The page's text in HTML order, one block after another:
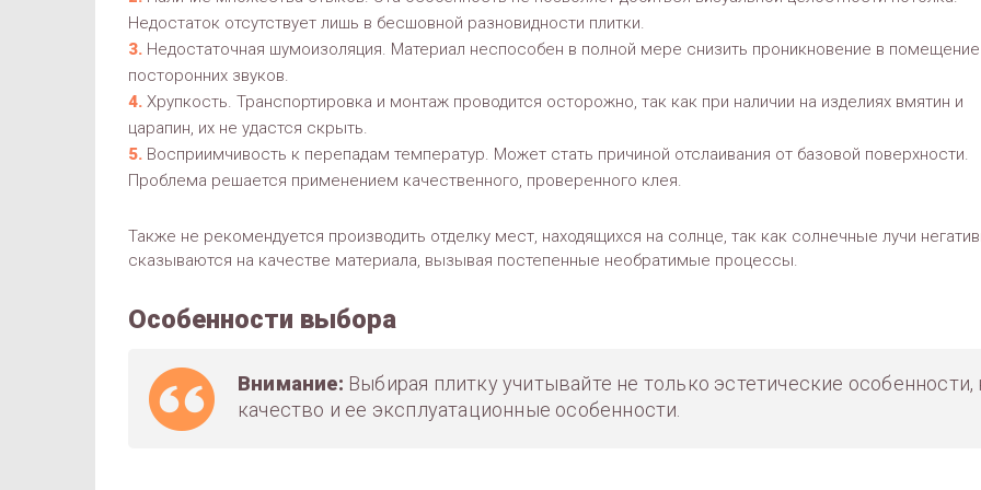
Недостаток отсутствует лишь в бесшовной разновидности плитки.
Недостаточная шумоизоляция. Материал неспособен в полной мере снизить проникновение в помещение
посторонних звуков.
Хрупкость. Транспортировка и монтаж проводится осторожно, так как при наличии на изделиях вмятин и
царапин, их не удастся скрыть.
Восприимчивость к перепадам температур. Может стать причиной отслаивания от базовой поверхности.
Проблема решается применением качественного, проверенного клея.
Также не рекомендуется производить отделку мест, находящихся на солнце, так как солнечные лучи
сказываются на качестве материала, вызывая постепенные необратимые процессы.
Особенности выбора
Внимание: Выбирая плитку учитывайте не только эстетические особенности,
качество и ее эксплуатационные особенности.